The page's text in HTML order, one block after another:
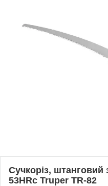
Сучкоріз,
53HRc Truper TR-82